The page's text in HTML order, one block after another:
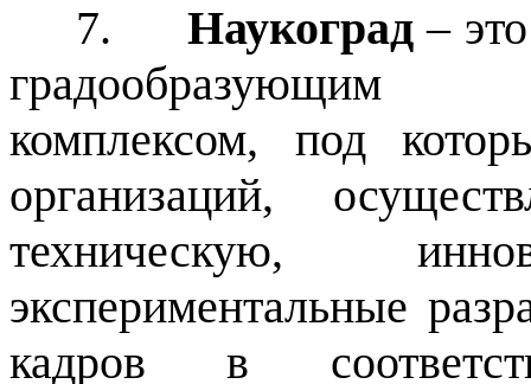
7.
Наукоград–
градообразующим
комплексом, под
организаций,
техническую,
экспериментальные
кадров в